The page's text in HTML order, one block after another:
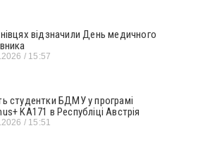
відзначили День медичного
15:57
студентки БДМУ у програмі
KA171 в Республіці Австрія
15:51